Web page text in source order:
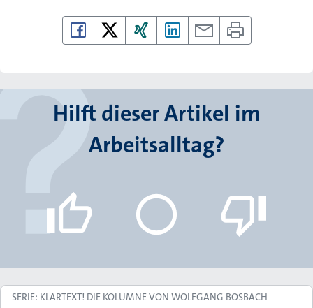
Hilft dieser Artikel im
Arbeitsalltag?
SERIE: KLARTEXT! DIE KOLUMNE VON WOLFGANG BOSBACH